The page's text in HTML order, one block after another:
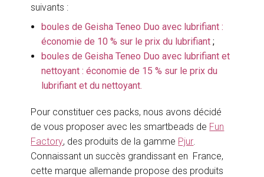
suivants :
boules de Geisha Teneo Duo avec lubrifiant :
économie de 10 % sur le prix du lubrifiant ;
boules de Geisha Teneo Duo avec lubrifiant et
nettoyant : économie de 15 % sur le prix du
lubrifiant et du nettoyant.
Pour constituer ces packs, nous avons décidé
de vous proposer avec les smartbeads de Fun
Factory, des produits de la gamme Pjur
Connaissant un succès grandissant en France,
cette marque allemande propose des produits